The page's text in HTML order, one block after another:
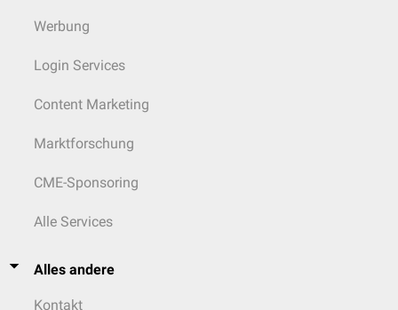
Werbung
Login Services
Content Marketing
Marktforschung
CME-Sponsoring
Alle Services
Alles andere
Kontakt